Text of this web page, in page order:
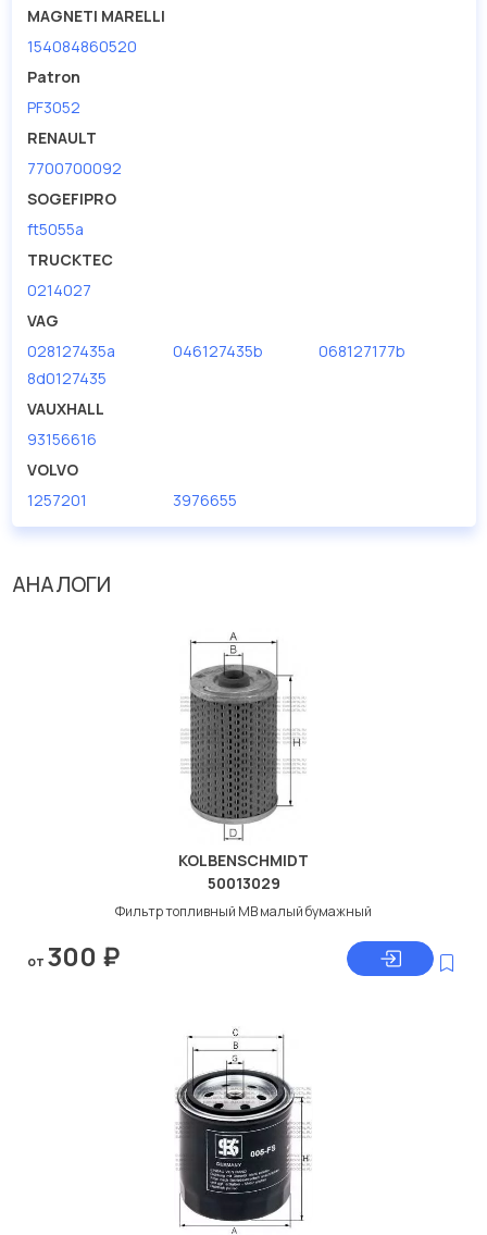
MAGNETI MARELLI
154084860520
Patron
PF3052
RENAULT
7700700092
SOGEFIPRO
ft5055a
TRUCKTEC
0214027
VAG
028127435a
046127435b
068127177b
8d0127435
VAUXHALL
93156616
VOLVO
1257201
3976655
АНАЛОГИ
KOLBENSCHMIDT
50013029
Фильтр топливный МВ малый бумажный
от 300 ₽